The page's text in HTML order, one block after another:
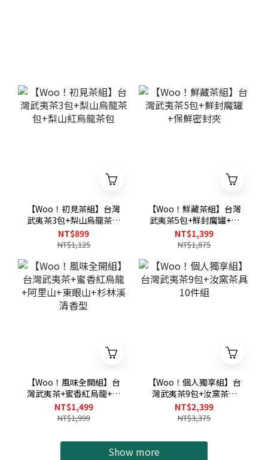
【Woo！初見茶組】台灣
武夷茶3包+梨山烏龍茶包
+梨山紅烏龍茶包
NT$899
NT$1,125
【Woo！鮮藏茶組】台灣
武夷茶5包+鮮封魔罐+保
鮮密封夾
NT$1,399
NT$1,875
【Woo！風味全開組】台
灣武夷茶+蜜香紅烏龍+阿
里山+東眼山+杉林溪清香
型
NT$1,499
NT$1,999
【Woo！個人獨享組】台
灣武夷茶9包+汝窯茶具
10件組
NT$2,399
NT$3,375
Show more